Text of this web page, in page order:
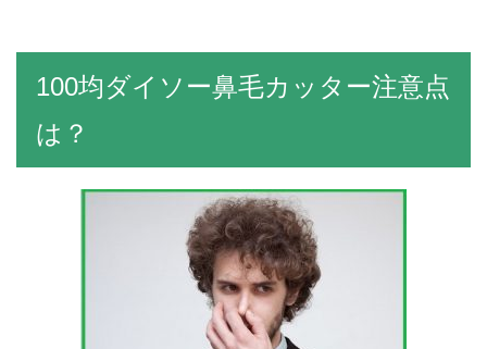
100均ダイソー鼻毛カッター注意点
は？